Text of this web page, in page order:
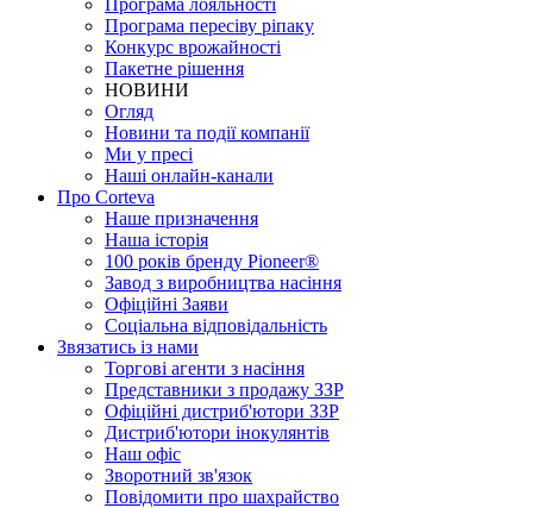
Програма лояльності
Програма пересіву ріпаку
Конкурс врожайності
Пакетне рішення
НОВИНИ
Огляд
Новини та події компанії
Ми у пресі
Наші онлайн-канали
Про Corteva
Наше призначення
Наша історія
100 років бренду Pioneer®
Завод з виробництва насіння
Офіційні Заяви
Соціальна відповідальність
Звязатись із нами
Торгові агенти з насіння
Представники з продажу ЗЗР
Офіційні дистриб'ютори ЗЗР
Дистриб'ютори інокулянтів
Наш офіс
Зворотний зв'язок
Повідомити про шахрайство